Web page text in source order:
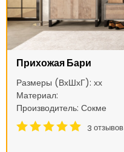
Прихожая Бари
Размеры (ВхШхГ): хх
Материал:
Производитель: Сокме
3 отзывов